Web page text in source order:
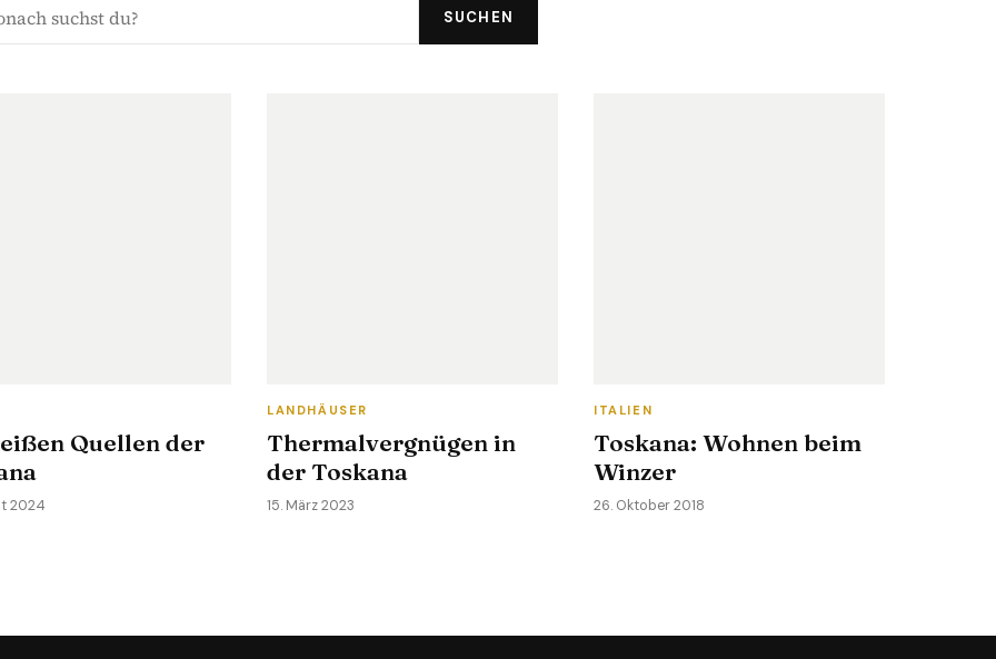
SUCHEN
Quellen der
2024
LANDHÄUSER
Thermalvergnügen in
der Toskana
15. März 2023
ITALIEN
Toskana: Wohnen beim
Winzer
26. Oktober 2018